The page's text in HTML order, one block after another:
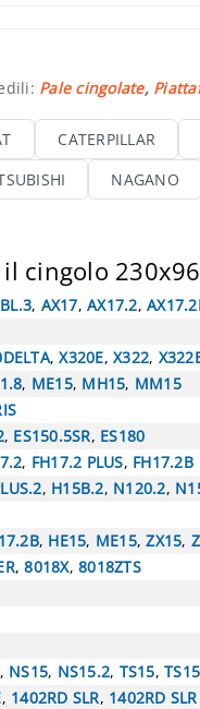
Pale cingolate,
CATERPILLAR
NAGANO
cingolo
, AX17, AX17.2,
,X320E, X322,
, ME15, MH15, MM15
, ES150.5SR, ES180
, FH17.2 PLUS, FH17.2B
, H15B.2, N120.2,
, HE15, ME15,ZX15,
,8018X, 8018ZTS
, NS15, NS15.2, TS15,
, 1402RD SLR, 1402RD